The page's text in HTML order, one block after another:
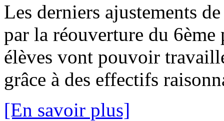
Les derniers ajustements
par la réouverture du 6ème
élèves vont pouvoir
grâce à des effectifs
[En savoir plus]